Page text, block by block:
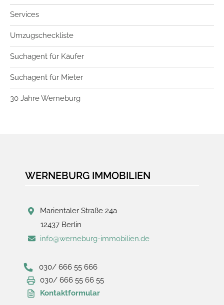
Services
Umzugscheckliste
Suchagent für Käufer
Suchagent für Mieter
30 Jahre Werneburg
WERNEBURG IMMOBILIEN
Marientaler Straße 24a
12437 Berlin
info@werneburg-immobilien.de
030/ 666 55 666
030/ 666 55 66 55
Kontaktformular